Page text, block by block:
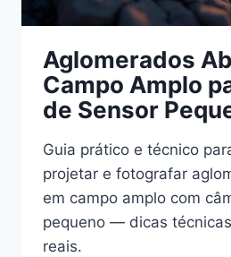
Aglomerados
Campo Amplo
de Sensor
Guia prático e técnico
projetar e fotografar
em campo amplo com
pequeno — dicas
reais.